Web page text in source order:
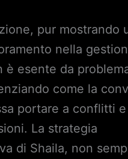
pur mostrando
nella
è esente da
come la
portare a conflitti e
La strategia
di Shaila, non